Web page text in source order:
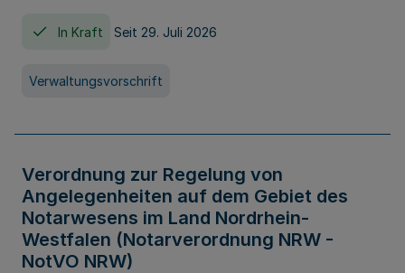
In Kraft Seit 29. Juli 2026
Verwaltungsvorschrift
Verordnung zur Regelung von
Angelegenheiten auf dem Gebiet des
Notarwesens im Land Nordrhein-
Westfalen (Notarverordnung NRW -
NotVO NRW)